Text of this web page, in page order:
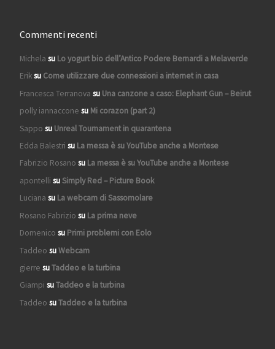
Commenti recenti
Michela su Lo yogurt bio dell’Antico Podere Bernardi a Melaverde
Eriksu Come utilizzare due connessioni a internet in casa
Francesca Terranova su Una canzone a caso: Elephant Gun – Beirut
polly iannaccone su Mi corazon (part 2)
Sappo su Unreal Tournament in quarantena
Edda Balestri su La messa è su YouTube anche a Montese
Fabrizio Rosano su La messa è su YouTube anche a Montese
apontelli suSimply Red – Picture Book
Luciana su La webcam di Sassomolare
Rosano Fabrizio su La prima neve
Domenico su Primi problemi con Eolo
Taddeo suWebcam
gierre suTaddeo e la turbina
Giampi suTaddeo e la turbina
Taddeo suTaddeo e la turbina